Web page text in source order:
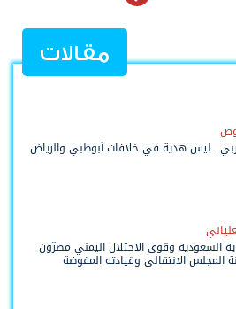
مقالات
ليس هدية في خلافات أبوظبي والرياض
السعودية وقوى الاحتلال اليمني مصرّون
الانتقالي وقيادته المفوضة